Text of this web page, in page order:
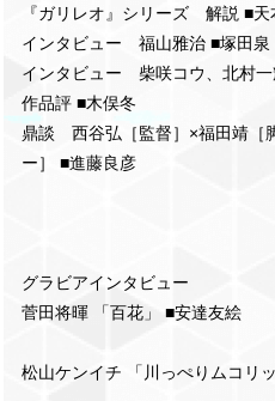
『ガリレオ』シリーズ 解説 ■天
インタビュー 福山雅治 ■塚田泉
インタビュー 柴咲コウ、北村一
作品評 ■木俣冬
鼎談 西谷弘［監督］×福田靖［
ー］ ■進藤良彦
グラビアインタビュー
菅田将暉 「百花」 ■安達友絵
松山ケンイチ 「川っぺりムコリ